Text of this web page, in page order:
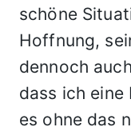
schöne
Hoffnung,
dennoch
dass ich eine
es ohne das